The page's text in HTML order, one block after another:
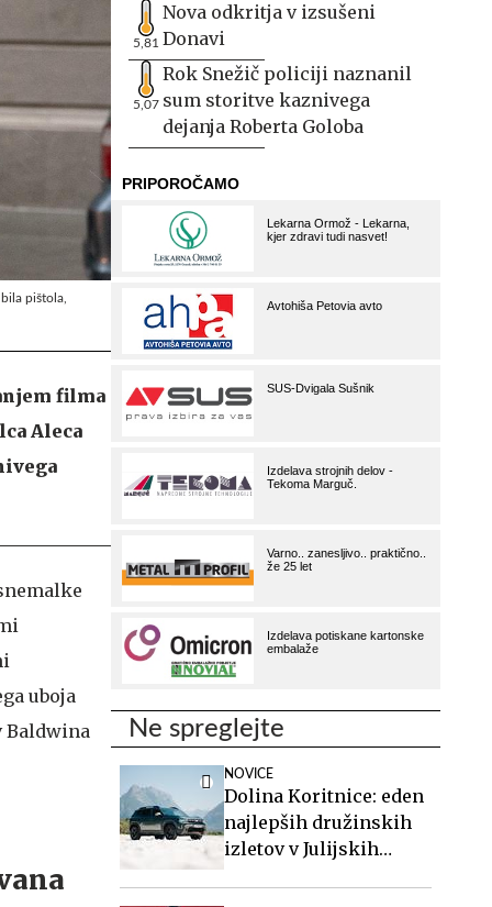
pištola,
filma
Aleca
uboja
Baldwina
5,81
Nova odkritja v izsušeni
Donavi
5,07
Rok Snežič policiji naznanil
sum storitve kaznivega
dejanja Roberta Goloba
Ne spreglejte
NOVICE
Dolina Koritnice: eden
najlepših družinskih
izletov v Julijskih